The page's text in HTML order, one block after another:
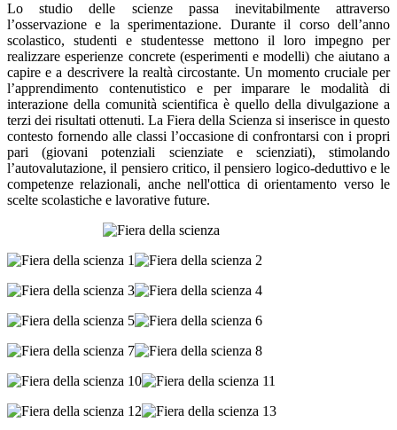
Lo studio delle scienze passa inevitabilmente attraverso
l’osservazione e la sperimentazione. Durante il corso dell’anno
scolastico, studenti e studentesse mettono il loro impegno per
realizzare esperienze concrete (esperimenti e modelli) che aiutano a
capire e a descrivere la realtà circostante. Un momento cruciale per
l’apprendimento contenutistico e per imparare le modalità di
interazione della comunità scientifica è quello della divulgazione a
terzi dei risultati ottenuti. La Fiera della Scienza si inserisce in questo
contesto fornendo alle classi l’occasione di confrontarsi con i propri
pari (giovani potenziali scienziate e scienziati), stimolando
l’autovalutazione, il pensiero critico, il pensiero logico-deduttivo e le
competenze relazionali, anche nell'ottica di orientamento verso le
scelte scolastiche e lavorative future.